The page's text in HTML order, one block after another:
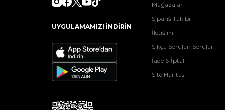
UYGULAMAMIZI İNDİRİN
Mağazalar
Sipariş Takibi
İletişim
Sıkça Sorulan Sorular
İade & İptal
Site Haritası